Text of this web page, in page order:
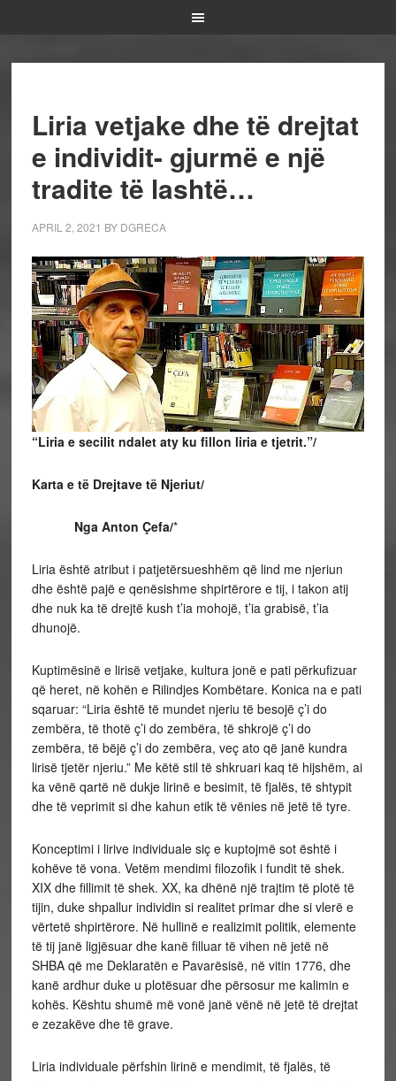
Liria vetjake dhe të drejtat
e individit- gjurmë e një
tradite të lashtë…
APRIL 2, 2021 BY DGRECA
“Liria e secilit ndalet aty ku fillon liria e tjetrit.”/
Karta e të Drejtave të Njeriut/
Nga Anton Çefa/*
Liria është atribut i patjetërsueshhëm që lind me njeriun
dhe është pajë e qenësishme shpirtërore e tij, i takon atij
dhe nuk ka të drejtë kush t’ia mohojë, t’ia grabisë, t’ia
dhunojë.
Kuptimësinë e lirisë vetjake, kultura jonë e pati përkufizuar
që heret, në kohën e Rilindjes Kombëtare. Konica na e pati
sqaruar: “Liria është të mundet njeriu të besojë ç’i do
zembëra, të thotë ç’i do zembëra, të shkrojë ç’i do
zembëra, të bëjë ç’i do zembëra, veç ato që janë kundra
lirisë tjetër njeriu.” Me këtë stil të shkruari kaq të hijshëm, ai
ka vënë qartë në dukje lirinë e besimit, të fjalës, të shtypit
dhe të veprimit si dhe kahun etik të vënies në jetë të tyre.
Konceptimi i lirive individuale siç e kuptojmë sot është i
kohëve të vona. Vetëm mendimi filozofik i fundit të shek.
XIX dhe fillimit të shek. XX, ka dhënë një trajtim të plotë të
tijin, duke shpallur individin si realitet primar dhe si vlerë e
vërtetë shpirtërore. Në hullinë e realizimit politik, elemente
të tij janë ligjësuar dhe kanë filluar të vihen në jetë në
SHBA që me Deklaratën e Pavarësisë, në vitin 1776, dhe
kanë ardhur duke u plotësuar dhe përsosur me kalimin e
kohës. Kështu shumë më vonë janë vënë në jetë të drejtat
e zezakëve dhe të grave.
Liria individuale përfshin lirinë e mendimit, të fjalës, të